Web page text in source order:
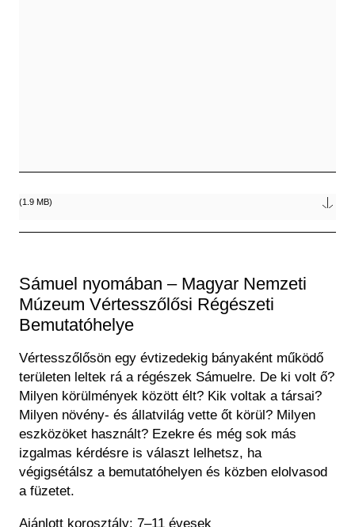
Fájl
(1.9 MB)
Sámuel nyomában – Magyar Nemzeti
Múzeum Vértesszőlősi Régészeti
Bemutatóhelye
Vértesszőlősön egy évtizedekig bányaként működő
területen leltek rá a régészek Sámuelre. De ki volt ő?
Milyen körülmények között élt? Kik voltak a társai?
Milyen növény- és állatvilág vette őt körül? Milyen
eszközöket használt? Ezekre és még sok más
izgalmas kérdésre is választ lelhetsz, ha
végigsétálsz a bemutatóhelyen és közben elolvasod
a füzetet.
Ajánlott korosztály: 7–11 évesek